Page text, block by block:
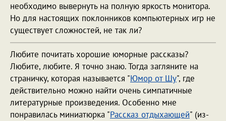
необходимо вывернуть на полную яркость монитора.
Но для настоящих поклонников компьютерных игр не
существует сложностей, не так ли?
Любите почитать хорошие юморные рассказы?
Любите, любите. Я точно знаю. Тогда загляните на
страничку, которая называется "Юмор от Шу", где
действительно можно найти очень симпатичные
литературные произведения. Особенно мне
понравилась миниатюрка "Рассказ отдыхающей" (из-